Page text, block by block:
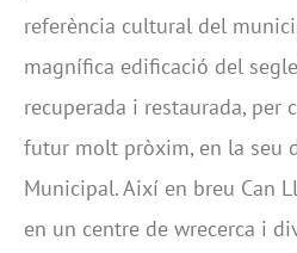
referència cultural del
magnífica edificació del
recuperada i restaurada, per
futur molt pròxim, en la seu
Municipal. Així en breu Can
en un centre de wrecerca i